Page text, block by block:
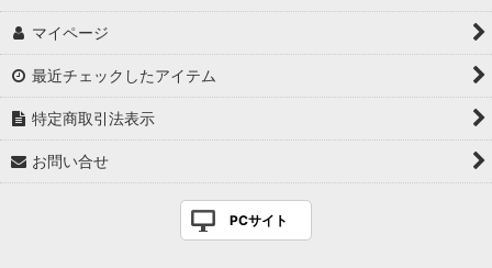
マイページ
最近チェックしたアイテム
特定商取引法表示
お問い合せ
PCサイト